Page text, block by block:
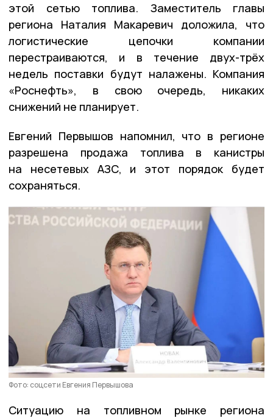
этой сетью топлива. Заместитель главы
региона Наталия Макаревич доложила, что
логистические цепочки компании
перестраиваются, и в течение двух-трёх
недель поставки будут налажены. Компания
«Роснефть», в свою очередь, никаких
снижений не планирует.
Евгений Первышов напомнил, что в регионе
разрешена продажа топлива в канистры
на несетевых АЗС, и этот порядок будет
сохраняться.
Фото: соцсети Евгения Первышова
Ситуацию на топливном рынке региона